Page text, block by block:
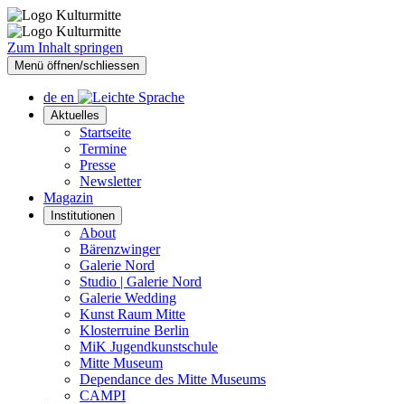
Zum Inhalt springen
Menü öffnen/schliessen
de en
Aktuelles
Startseite
Termine
Presse
Newsletter
Magazin
Institutionen
About
Bärenzwinger
Galerie Nord
Studio | Galerie Nord
Galerie Wedding
Kunst Raum Mitte
Klosterruine Berlin
MiK Jugendkunstschule
Mitte Museum
Dependance des Mitte Museums
CAMPI